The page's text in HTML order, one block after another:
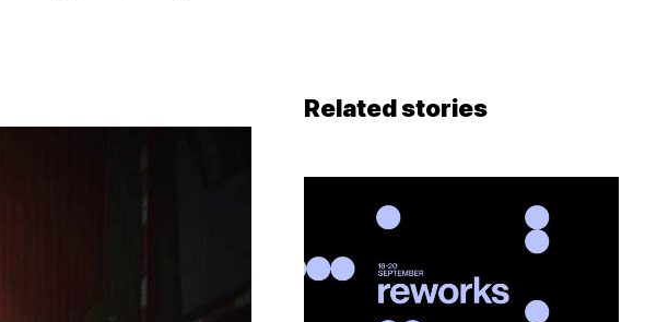
Related stories